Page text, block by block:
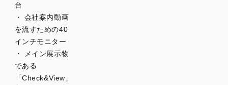
台
・ 会社案内動画
を流すための40
インチモニター
・ メイン展示物
である
「Check&View」